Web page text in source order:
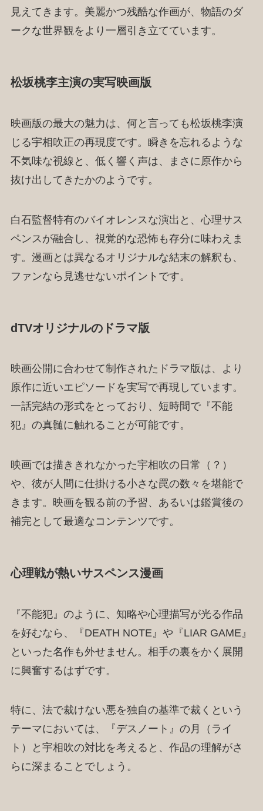
見えてきます。美麗かつ残酷な作画が、物語のダ
ークな世界観をより一層引き立てています。
松坂桃李主演の実写映画版
映画版の最大の魅力は、何と言っても松坂桃李演
じる宇相吹正の再現度です。瞬きを忘れるような
不気味な視線と、低く響く声は、まさに原作から
抜け出してきたかのようです。
白石監督特有のバイオレンスな演出と、心理サス
ペンスが融合し、視覚的な恐怖も存分に味わえま
す。漫画とは異なるオリジナルな結末の解釈も、
ファンなら見逃せないポイントです。
dTVオリジナルのドラマ版
映画公開に合わせて制作されたドラマ版は、より
原作に近いエピソードを実写で再現しています。
一話完結の形式をとっており、短時間で『不能
犯』の真髄に触れることが可能です。
映画では描ききれなかった宇相吹の日常（？）
や、彼が人間に仕掛ける小さな罠の数々を堪能で
きます。映画を観る前の予習、あるいは鑑賞後の
補完として最適なコンテンツです。
心理戦が熱いサスペンス漫画
『不能犯』のように、知略や心理描写が光る作品
を好むなら、『DEATH NOTE』や『LIAR GAME』
といった名作も外せません。相手の裏をかく展開
に興奮するはずです。
特に、法で裁けない悪を独自の基準で裁くという
テーマにおいては、『デスノート』の月（ライ
ト）と宇相吹の対比を考えると、作品の理解がさ
らに深まることでしょう。